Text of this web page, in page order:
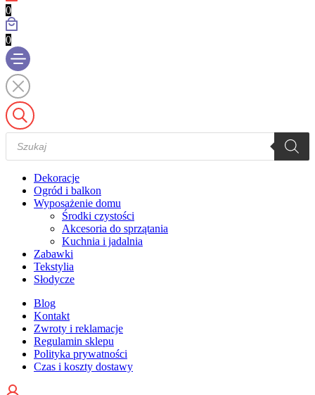
0
0
produktów
Dekoracje
Ogród i balkon
Wyposażenie domu
Środki czystości
Akcesoria do sprzątania
Kuchnia i jadalnia
Zabawki
Tekstylia
Słodycze
Blog
Kontakt
Zwroty i reklamacje
Regulamin sklepu
Polityka prywatności
Czas i koszty dostawy